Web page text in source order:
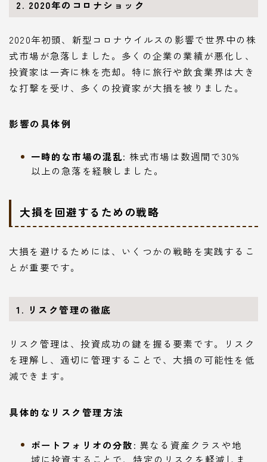
2. 2020年のコロナショック
2020年初頭、新型コロナウイルスの影響で世界中の株
式市場が急落しました。多くの企業の業績が悪化し、
投資家は一斉に株を売却。特に旅行や飲食業界は大き
な打撃を受け、多くの投資家が大損を被りました。
影響の具体例
一時的な市場の混乱: 株式市場は数週間で30%
以上の急落を経験しました。
大損を回避するための戦略
大損を避けるためには、いくつかの戦略を実践するこ
とが重要です。
1. リスク管理の徹底
リスク管理は、投資成功の鍵を握る要素です。リスク
を理解し、適切に管理することで、大損の可能性を低
減できます。
具体的なリスク管理方法
ポートフォリオの分散: 異なる資産クラスや地
域に投資することで、特定のリスクを軽減しま